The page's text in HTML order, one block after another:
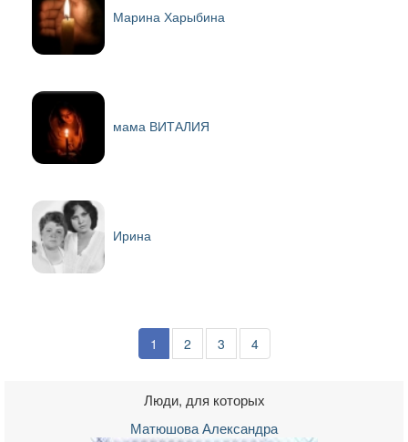
Марина Харыбина
мама ВИТАЛИЯㅤㅤㅤㅤㅤㅤㅤㅤ
Ирина
1 2 3 4
Люди, для которых
Матюшова Александра